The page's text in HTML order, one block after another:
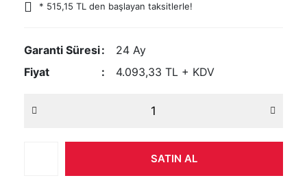
* 515,15 TL den başlayan taksitlerle!
Garanti Süresi
24 Ay
Fiyat
4.093,33 TL + KDV
SATIN AL